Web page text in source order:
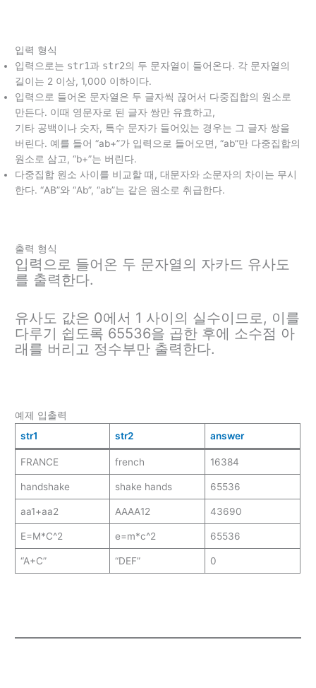
입력 형식
입력으로는 str1과 str2의 두 문자열이 들어온다. 각 문자열의
길이는 2 이상, 1,000 이하이다.
입력으로 들어온 문자열은 두 글자씩 끊어서 다중집합의 원소로
만든다. 이때 영문자로 된 글자 쌍만 유효하고,
기타 공백이나 숫자, 특수 문자가 들어있는 경우는 그 글자 쌍을
버린다. 예를 들어 “ab+”가 입력으로 들어오면, “ab”만 다중집합의
원소로 삼고, “b+”는 버린다.
다중집합 원소 사이를 비교할 때, 대문자와 소문자의 차이는 무시
한다. “AB”와 “Ab”, “ab”는 같은 원소로 취급한다.
출력 형식
입력으로 들어온 두 문자열의 자카드 유사도
를 출력한다.
유사도 값은 0에서 1 사이의 실수이므로, 이를
다루기 쉽도록 65536을 곱한 후에 소수점 아
래를 버리고 정수부만 출력한다.
예제 입출력
str1
str2 answer
FRANCE french 16384
handshake shake hands 65536
aa1+aa2 AAAA12 43690
E=M*C^2 e=m*c^2 65536
“A+C” “DEF” 0